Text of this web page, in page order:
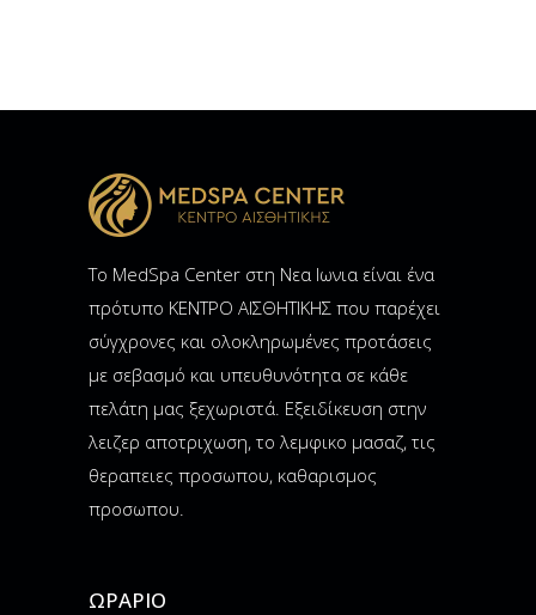
Το MedSpa Center στη Νεα Ιωνια είναι ένα
πρότυπο ΚΕΝΤΡΟ ΑΙΣΘΗΤΙΚΗΣ που παρέχει
σύγχρονες και ολοκληρωμένες προτάσεις
με σεβασμό και υπευθυνότητα σε κάθε
πελάτη μας ξεχωριστά. Εξειδίκευση στην
λειζερ αποτριχωση, το λεμφικο μασαζ, τις
θεραπειες προσωπου, καθαρισμος
προσωπου.
ΩΡΆΡΙΟ